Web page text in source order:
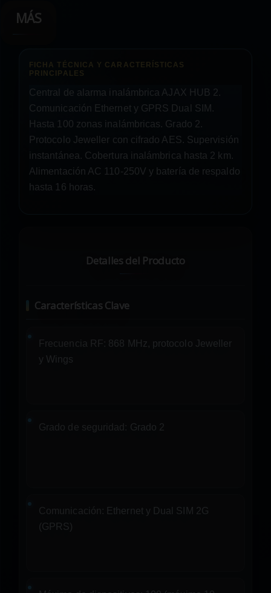
MÁS
Central de alarma inalámbrica AJAX HUB 2.
Comunicación Ethernet y GPRS Dual SIM.
Hasta 100 zonas inalámbricas. Grado 2.
Protocolo Jeweller con cifrado AES. Supervisión
instantánea. Cobertura inalámbrica hasta 2 km.
Alimentación AC 110-250V y batería de respaldo
hasta 16 horas.
Detalles del Producto
Características Clave
Frecuencia RF: 868 MHz, protocolo Jeweller
y Wings
Grado de seguridad: Grado 2
Comunicación: Ethernet y Dual SIM 2G
(GPRS)